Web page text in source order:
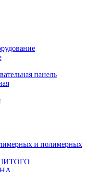
панель
и полимерных